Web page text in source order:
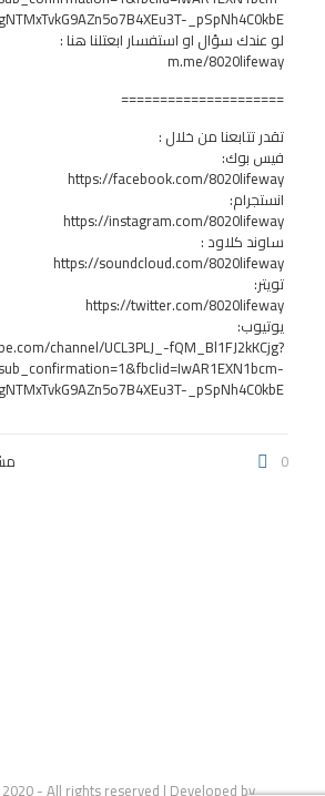
_pSpNh4C0kbE
لو عندك سؤال او استفسار ابعتلنا هنا :
m.me/8020lifeway
=====================
تقدر تتابعنا من خلال :
فيس بوك:
https://facebook.com/8020lifeway
انستجرام:
https://instagram.com/8020lifeway
ساوند كلاود :
https://soundcloud.com/8020lifeway
تويتر:
https://twitter.com/8020lifeway
يوتيوب:
channel/UCL3PLJ_-fQM_Bl1FJ2kKCjg?
sub_confirmation=1&fbclid=IwAR1EXN1bcm-
_pSpNh4C0kbE
0
2020 - All rights reserved | Developed by